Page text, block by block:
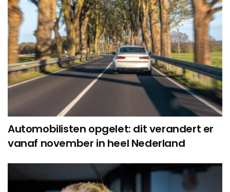
Automobilisten opgelet: dit verandert er
vanaf november in heel Nederland